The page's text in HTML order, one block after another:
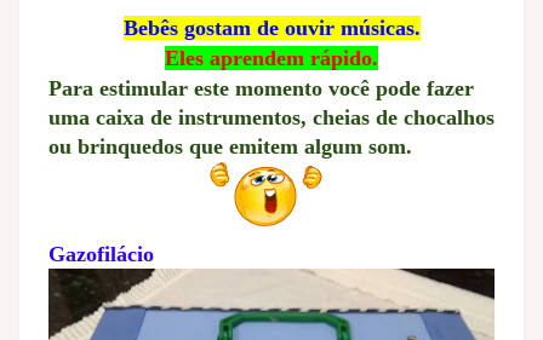
Bebês gostam de ouvir músicas.
Eles aprendem rápido.
Para estimular este momento você pode fazer
uma caixa de instrumentos, cheias de chocalhos
ou brinquedos que emitem algum som.
Gazofilácio